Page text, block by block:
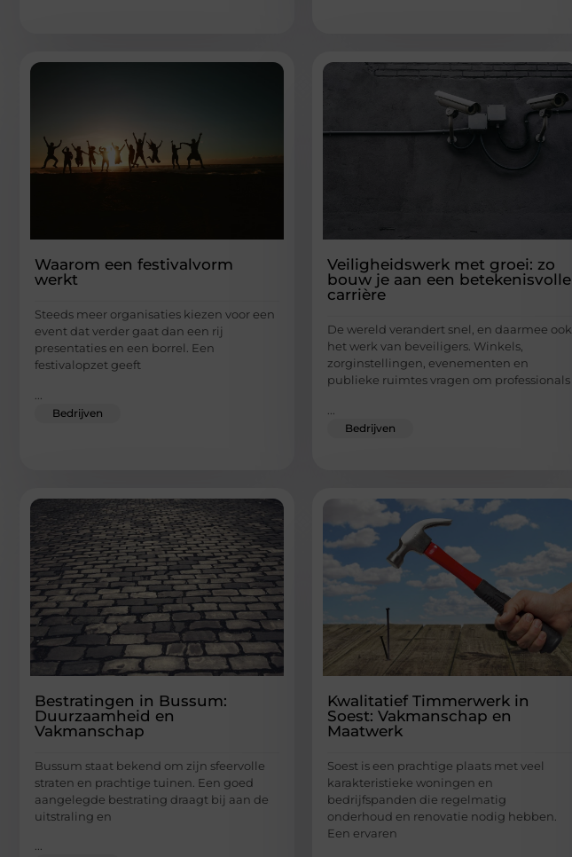
Waarom een festivalvorm
werkt
Steeds meer organisaties kiezen voor een
event dat verder gaat dan een rij
presentaties en een borrel. Een
festivalopzet geeft
Bedrijven
Veiligheidswerk met groei: zo
bouw je aan een betekenisvolle
carrière
De wereld verandert snel, en daarmee ook
het werk van beveiligers. Winkels,
zorginstellingen, evenementen en
publieke ruimtes vragen om professionals
Bedrijven
Bestratingen in Bussum:
Duurzaamheid en
Vakmanschap
Bussum staat bekend om zijn sfeervolle
straten en prachtige tuinen. Een goed
aangelegde bestrating draagt bij aan de
uitstraling en
Kwalitatief Timmerwerk in
Soest: Vakmanschap en
Maatwerk
Soest is een prachtige plaats met veel
karakteristieke woningen en
bedrijfspanden die regelmatig
onderhoud en renovatie nodig hebben.
Een ervaren